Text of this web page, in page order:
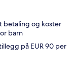
betaling og koster
barn
på EUR 90 per